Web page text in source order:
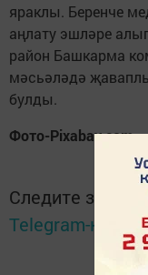
яраклы. Беренче
аңлату эшләре
район Башкарма
мәсьәләдә
булды.
Фото-Pixabay.com
Следите за
Telegram-